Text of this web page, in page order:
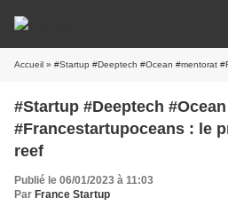
Accueil » #Startup #Deeptech #Ocean #mentorat
#Startup #Deeptech
#Francestartupoceans : le
reef
Publié le 06/01/2023 à 11:03
Par France Startup